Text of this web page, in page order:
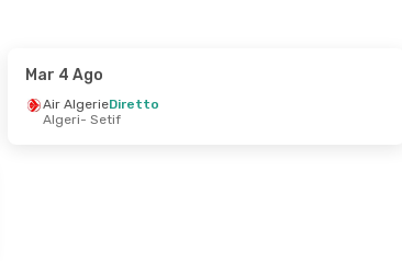
Mar 4 Ago
Air AlgerieDiretto
Algeri- Setif